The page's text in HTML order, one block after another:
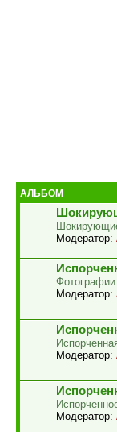
АЛЬБОМ
Модератор:
Фотографии
Модератор:
Модератор:
Модератор: